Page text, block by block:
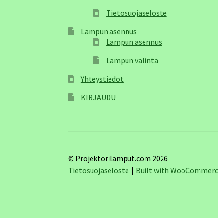
Tietosuojaseloste
Lampun asennus
Lampun asennus
Lampun valinta
Yhteystiedot
KIRJAUDU
© Projektorilamput.com 2026
Tietosuojaseloste
Built with